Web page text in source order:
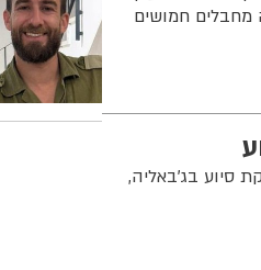
מחבלים חמושים
סיוע בג'באליה,